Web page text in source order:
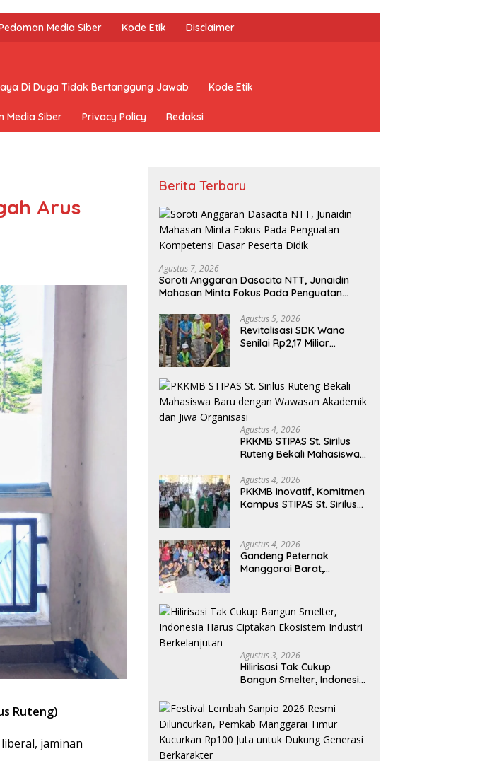
Media Siber Kode Etik Disclaimer
Di Duga Tidak Bertanggung Jawab Kode Etik
Media Siber Privacy Policy Redaksi
Arus
Ruteng)
jaminan
Berita Terbaru
Agustus 7, 2026
Soroti Anggaran Dasacita NTT, Junaidin
Mahasan Minta Fokus Pada Penguatan
Agustus 5, 2026
Revitalisasi SDK Wano
Senilai Rp2,17 Miliar
Pendidikan di Manggarai
Timur
Agustus 4, 2026
PKKMB STIPAS St. Sirilus
Ruteng Bekali Mahasiswa
Akademik dan Jiwa
Organisasi
Agustus 4, 2026
PKKMB Inovatif, Komitmen
Kampus STIPAS St. Sirilus
Agustus 4, 2026
Gandeng Peternak
Manggarai Barat,
Pakan Fermentasi
Agustus 3, 2026
Hilirisasi Tak Cukup
Bangun Smelter, Indonesia
Industri Berkelanjutan